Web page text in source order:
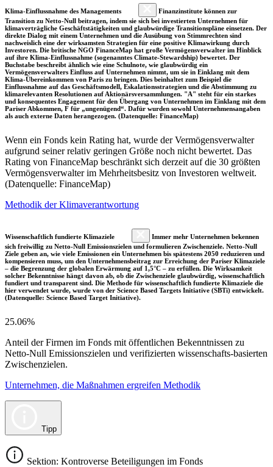
Klima-Einflussnahme des Managements
Finanzinstitute können zur
Transition zu Netto-Null beitragen, indem sie sich bei investierten Unternehmen für
klimaverträgliche Geschäftstätigkeiten und glaubwürdige Transitionspläne einsetzen. Der
direkte Dialog mit einem Unternehmen und die Ausübung von Stimmrechten sind
nachweislich eine der wirksamsten Strategien für eine positive Klimawirkung durch
Investoren. Die britische NGO FinanceMap hat große Vermögensverwalter im Hinblick
auf ihre Klima-Einflussnahme (sogenanntes Climate-Stewardship) bewertet. Der
Buchstabe beschreibt ähnlich wie eine Schulnote, wie glaubwürdig ein
Vermögensverwalters Einfluss auf Unternehmen nimmt, um sie in Einklang mit dem
Klima-Übereinkommen von Paris zu bringen. Dies beinhaltet zum Beispiel die
Einflussnahme auf das Geschäftsmodell, Eskalationsstrategien und die Abstimmung zu
klimarelevanten Resolutionen auf Aktionärsversammlungen. "A" steht für ein starkes
und konsequentes Engagement für den Übergang von Unternehmen im Einklang mit dem
Pariser Abkommen, F für „ungenügend“. Dafür wurden sowohl Unternehmensangaben
als auch externe Daten herangezogen. (Datenquelle: FinanceMap)
Wenn ein Fonds kein Rating hat, wurde der Vermögensverwalter
aufgrund seiner relativ geringen Größe noch nicht bewertet. Das
Rating von FinanceMap beschränkt sich derzeit auf die 30 größten
Vermögensverwalter im Mehrheitsbesitz von Investoren weltweit.
(Datenquelle: FinanceMap)
Methodik der Klimaverantwortung
Wissenschaftlich fundierte Klimaziele
Immer mehr Unternehmen bekennen
sich freiwillig zu Netto-Null Emissionszielen und formulieren Zwischenziele. Netto-Null
Ziele geben an, wie viele Emissionen ein Unternehmen bis spätestens 2050 reduzieren und
kompensieren muss, um den Unternehmensbeitrag zur Erreichung der Pariser Klimaziele
– die Begrenzung der globalen Erwärmung auf 1,5°C – zu erfüllen. Die Wirksamkeit
solcher Bekenntnisse hängt davon ab, ob die Zwischenziele glaubwürdig, wissenschaftlich
fundiert und transparent sind. Die Methode für wissenschaftlich fundierte Klimaziele die
hier verwendet wurde, wurde von der Science Based Targets Initiative (SBTi) entwickelt.
(Datenquelle: Science Based Target Initiative).
25.06%
Anteil der Firmen im Fonds mit öffentlichen Bekenntnissen zu
Netto-Null Emissionszielen und verifizierten wissenschafts-basierten
Zwischenzielen.
Unternehmen, die Maßnahmen ergreifen Methodik
Tipp
Sektion: Kontroverse Beteiligungen im Fonds